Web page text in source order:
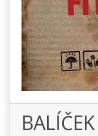
BALÍČEK